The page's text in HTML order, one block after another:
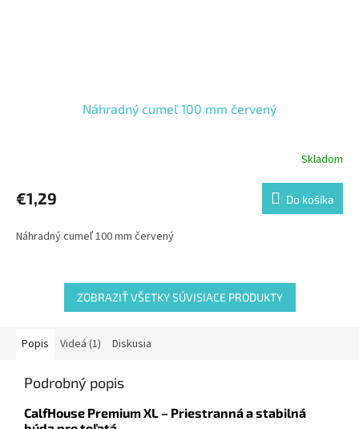
Náhradný cumeľ 100 mm červený
Skladom
€1,29 Do košíka
Náhradný cumeľ 100 mm červený
ZOBRAZIŤ VŠETKY SÚVISIACE PRODUKTY
Popis Videá (1) Diskusia
Podrobný popis
CalfHouse Premium XL – Priestranná a stabilná